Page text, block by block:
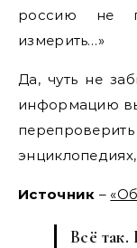
россию не
измерить…»
Да, чуть не
информацию
Источник –
Всё